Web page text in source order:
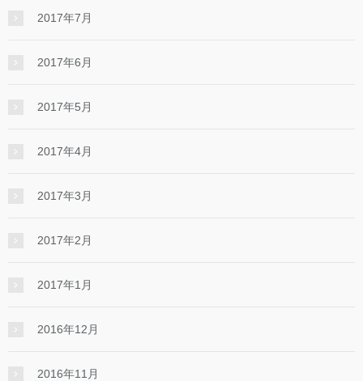
2017年7月
2017年6月
2017年5月
2017年4月
2017年3月
2017年2月
2017年1月
2016年12月
2016年11月